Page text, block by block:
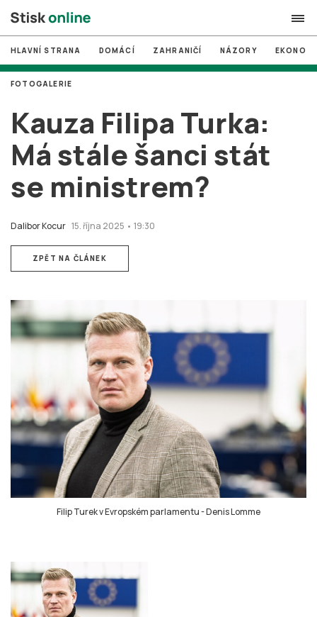
search
# MUNI
# Brno
# volby
login PŘIHLÁSIT SE
HLAVNÍ STRANA DOMÁCÍ ZAHRANIČÍ NÁZORY
Kauza Filipa Turka:
Má stále šanci stát
se ministrem?
Dalibor Kocur 15. října 2025 • 19:30
FOTOGALERIE
ZPĚT NA ČLÁNEK
Filip Turek v Evropském parlamentu-Denis Lomme